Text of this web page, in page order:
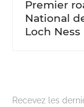
Premier
National
Loch Ness
Recevez les